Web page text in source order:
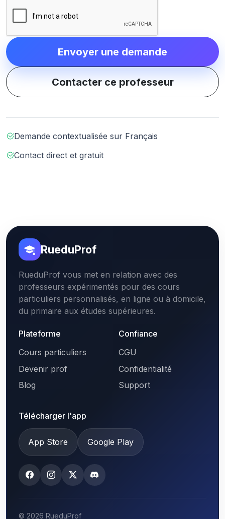
Envoyer une demande
Contacter ce professeur
Demande contextualisée sur Français
Contact direct et gratuit
RueduProf
RueduProf vous met en relation avec des
professeurs expérimentés pour des cours
particuliers personnalisés, en ligne ou à domicile,
du primaire aux études supérieures.
Plateforme
Cours particuliers
Devenir prof
Blog
Confiance
CGU
Confidentialité
Support
Télécharger l'app
App Store Google Play
© 2026 RueduProf